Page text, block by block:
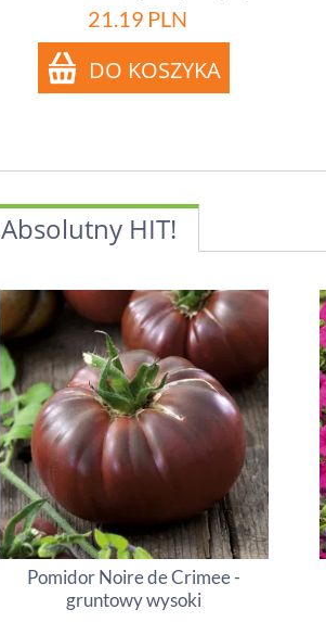
21.19 PLN
Absolutny HIT!
Pomidor Noire de Crimee -
gruntowy wysoki